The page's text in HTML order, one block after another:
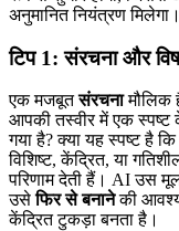
अनुमानित नियंत्रण मिलेगा।
टिप 1: संरचना और
एक मजबूतसंरचनामौलिक
आपकी तस्वीर में एक स्पष्ट
गया है? क्या यह स्पष्ट है
विशिष्ट, केंद्रित, या
परिणाम देती हैं। AI उस
उसेफिर से बनानेकी
केंद्रित टुकड़ा बनता है।